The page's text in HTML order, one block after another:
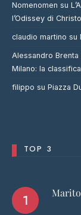
Nomenomen su
l’Odissey di
claudio martino su
Alessandro Brenta
Milano: la
filippo su Piazza
TOP 3